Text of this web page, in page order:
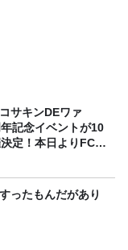
サキンDEワァ
記念イベントが10
定！本日よりFC先
ったもんだがあり